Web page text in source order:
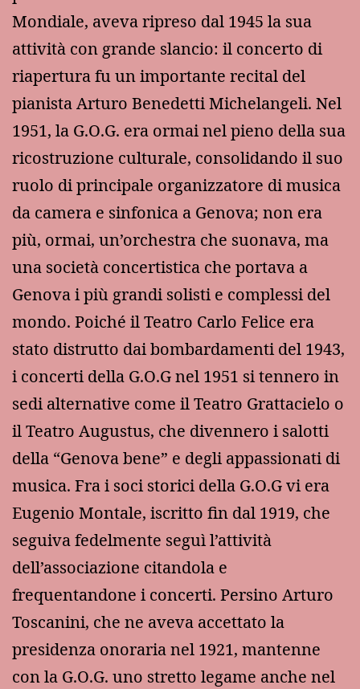
Mondiale, aveva ripreso dal 1945 la sua
attività con grande slancio: il concerto di
riapertura fu un importante recital del
pianista Arturo Benedetti Michelangeli. Nel
1951, la G.O.G. era ormai nel pieno della sua
ricostruzione culturale, consolidando il suo
ruolo di principale organizzatore di musica
da camera e sinfonica a Genova; non era
più, ormai, un’orchestra che suonava, ma
una società concertistica che portava a
Genova i più grandi solisti e complessi del
mondo. Poiché il Teatro Carlo Felice era
stato distrutto dai bombardamenti del 1943,
i concerti della G.O.G nel 1951 si tennero in
sedi alternative come il Teatro Grattacielo o
il Teatro Augustus, che divennero i salotti
della “Genova bene” e degli appassionati di
musica. Fra i soci storici della G.O.G vi era
Eugenio Montale, iscritto fin dal 1919, che
seguiva fedelmente seguì l’attività
dell’associazione citandola e
frequentandone i concerti. Persino Arturo
Toscanini, che ne aveva accettato la
presidenza onoraria nel 1921, mantenne
con la G.O.G. uno stretto legame anche nel